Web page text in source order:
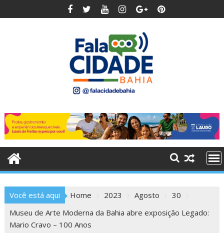
to
Você está aqui Home 2023 Agosto
30
Museu de Arte Moderna da Bahia abre exposição Legado:
Mario Cravo – 100 Anos